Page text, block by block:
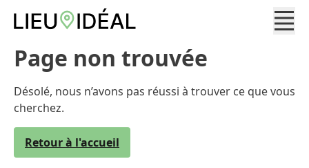
Page non trouvée
Désolé, nous n’avons pas réussi à trouver ce que vous
cherchez.
Retour à l'accueil